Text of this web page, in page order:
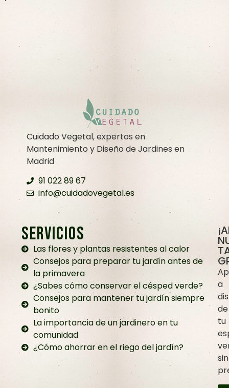
Cuidado Vegetal, expertos en
Mantenimiento y Diseño de Jardines en
Madrid
91 022 89 67
info@cuidadovegetal.es
SERVICIOS
Las flores y plantas resistentes al calor
Consejos para preparar tu jardín antes de
la primavera
¿Sabes cómo conservar el césped verde?
Consejos para mantener tu jardín siempre
bonito
La importancia de un jardinero en tu
comunidad
¿Cómo ahorrar en el riego del jardín?
a
de
tu
sin